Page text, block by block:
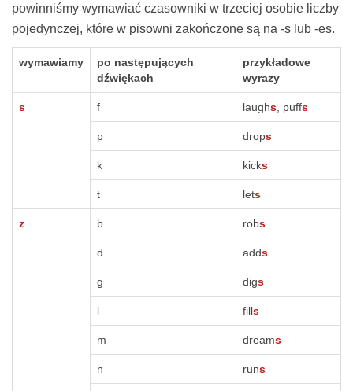
powinniśmy wymawiać czasowniki w trzeciej osobie liczby
pojedynczej, które w pisowni zakończone są na -s lub -es.
wymawiamy
po następujących
dźwiękach
przykładowe
wyrazy
s f laughs , puffs
p drops
k kicks
t lets
z b robs
d adds
g digs
l fills
m dreams
n runs